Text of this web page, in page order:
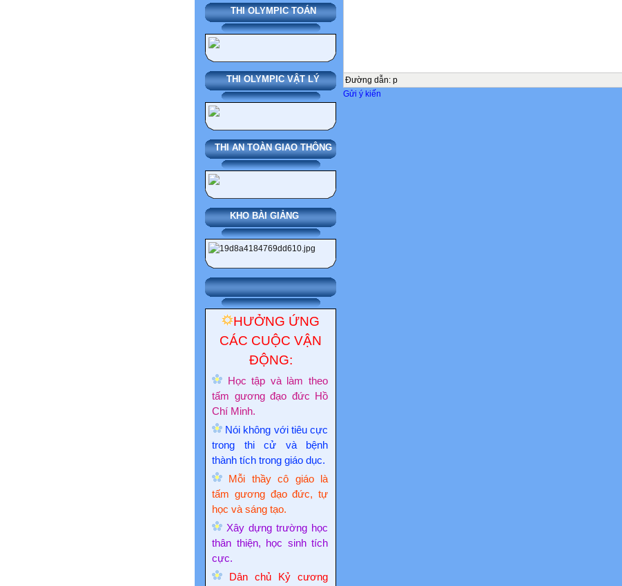
THI OLYMPIC TOÁN
THI OLYMPIC VẬT LÝ
THI AN TOÀN GIAO THÔNG
KHO BÀI GIẢNG
HƯỞNG ỨNG
CÁC CUỘC VẬN
ĐỘNG:
Học tập và làm theo
tấm gương đạo đức Hồ
Chí Minh.
Nói không với tiêu cực
trong thi cử và bệnh
thành tích trong giáo dục.
Mỗi thầy cô giáo là
tấm gương đạo đức, tự
học và sáng tạo.
Xây dựng trường học
thân thiện, học sinh tích
cực.
Dân chủ Kỷ cương
Đường dẫn: p
Gửi ý kiến